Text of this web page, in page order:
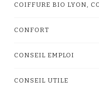
COIFFURE BIO LYON,
CONFORT
CONSEIL EMPLOI
CONSEIL UTILE